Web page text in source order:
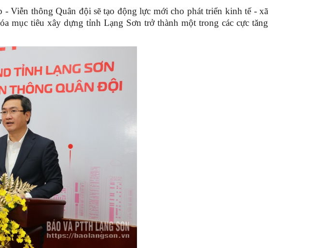
Viễn thông Quân đội sẽ tạo động lực mới cho phát triển kinh tế - xã
mục tiêu xây dựng tỉnh Lạng Sơn trở thành một trong các cực tăng